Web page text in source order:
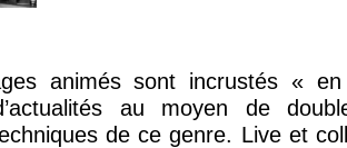
animés sont incrustés «
au moyen de
de ce genre. Live et